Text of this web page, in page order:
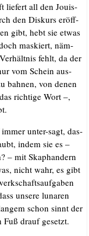
lie­fert all den Jouis­
den Dis­kurs eröff­
gibt, hebt sie etwas
mas­kiert, näm­
fehlt, da der
vom Schein aus­
bah­nen, von denen
rich­ti­ge Wort –,
unter-sagt, das­
indem sie es –
– mit Ska­p­hand­ern
nicht wahr, es gibt
unse­re luna­ren
schon sinnt der
drauf gesetzt.